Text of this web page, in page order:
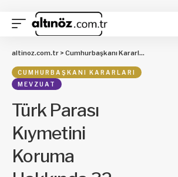
altinoz.com.tr > Cumhurbaşkanı Kararları
CUMHURBAŞKANI KARARLARI
MEVZUAT
Türk Parası
Kıymetini
Koruma